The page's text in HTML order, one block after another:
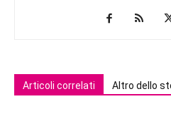
Articoli correlati Altro dello